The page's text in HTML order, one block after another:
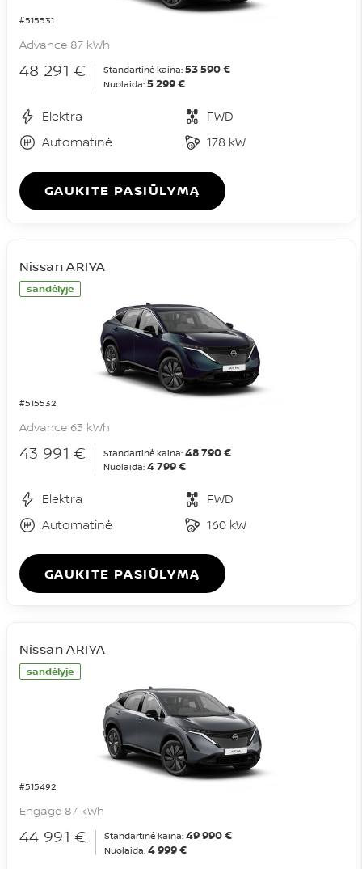
#515531
Advance 87 kWh
48 291 € Standartinė kaina: 53 590 €
Nuolaida: 5 299 €
Elektra
FWD
Automatinė
178 kW
GAUKITE PASIŪLYMĄ
sandėlyje
#515532
Nissan ARIYA
Advance 63 kWh
43 991 € Standartinė kaina: 48 790 €
Nuolaida: 4 799 €
Elektra
FWD
Automatinė
160 kW
GAUKITE PASIŪLYMĄ
sandėlyje
#515492
Nissan ARIYA
Engage 87 kWh
44 991 € Standartinė kaina: 49 990 €
Nuolaida: 4 999 €